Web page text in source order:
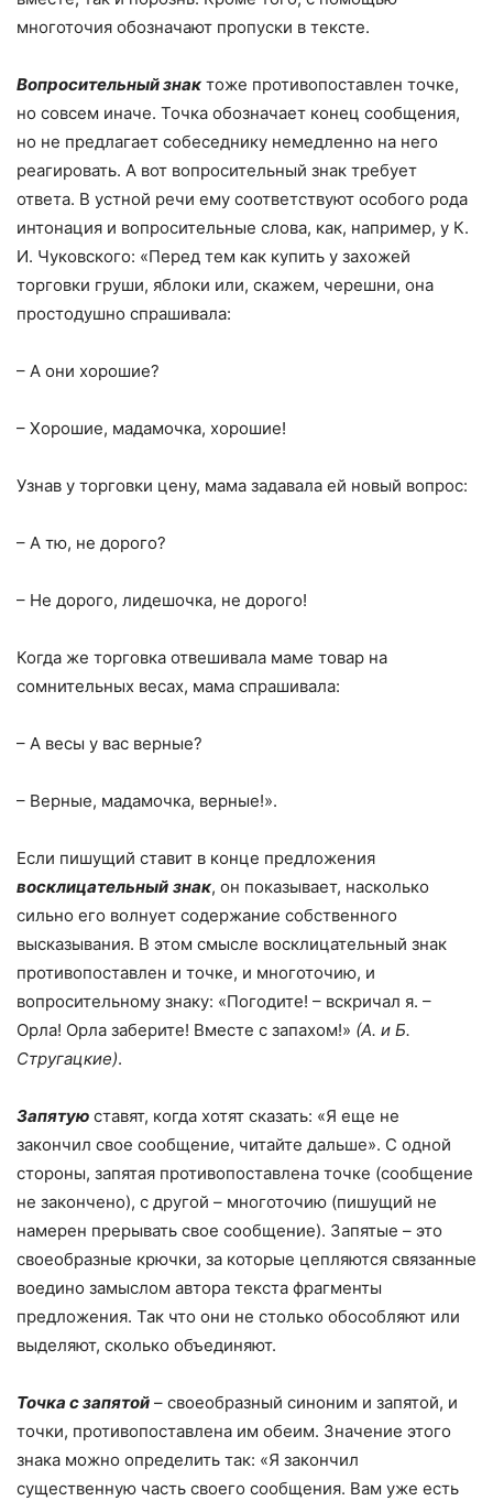
многоточия обозначают пропуски в тексте.
Вопросительныйзнак тоже противопоставлен точке,
но совсем иначе. Точка обозначает конец сообщения,
но не предлагает собеседнику немедленно на него
реагировать. А вот вопросительный знак требует
ответа. В устной речи ему соответствуют особого рода
интонация и вопросительные слова, как, например, у К.
И. Чуковского: «Перед тем как купить у захожей
торговки груши, яблоки или, скажем, черешни, она
простодушно спрашивала:
– А они хорошие?
– Хорошие, мадамочка, хорошие!
Узнав у торговки цену, мама задавала ей новый вопрос:
– А тю, не дорого?
– Не дорого, лидешочка, не дорого!
Когда же торговка отвешивала маме товар на
сомнительных весах, мама спрашивала:
– А весы у вас верные?
– Верные, мадамочка, верные!».
Если пишущий ставит в конце предложения
восклицательный знак, он показывает, насколько
сильно его волнует содержание собственного
высказывания. В этом смысле восклицательный знак
противопоставлен и точке, и многоточию, и
вопросительному знаку: «Погодите! – вскричал я. –
Орла! Орла заберите! Вместе с запахом!» (А. и Б.
Стругацкие).
Запятую ставят, когда хотят сказать: «Я еще не
закончил свое сообщение, читайте дальше». С одной
стороны, запятая противопоставлена точке (сообщение
не закончено), с другой – многоточию (пишущий не
намерен прерывать свое сообщение). Запятые – это
своеобразные крючки, за которые цепляются связанные
воедино замыслом автора текста фрагменты
предложения. Так что они не столько обособляют или
выделяют, сколько объединяют.
Точка с запятой – своеобразный синоним и запятой, и
точки, противопоставлена им обеим. Значение этого
знака можно определить так: «Я закончил
существенную часть своего сообщения. Вам уже есть